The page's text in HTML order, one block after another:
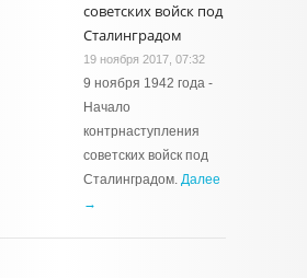
советских войск под
Сталинградом
19 ноября 2017, 07:32
9 ноября 1942 года -
Начало
контрнаступления
советских войск под
Сталинградом. Далее
→